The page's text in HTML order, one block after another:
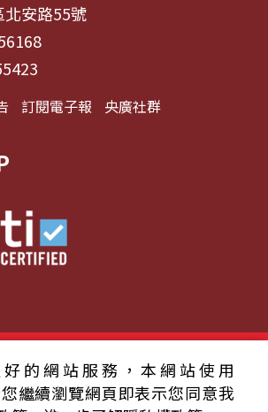
安路55號
訂閱電子報 央廣社群
人中央廣播電臺 版權所有
明
服務條款 隱私權條款
的網站服務，本網站使用
繼續瀏覽網頁即表示您同意我